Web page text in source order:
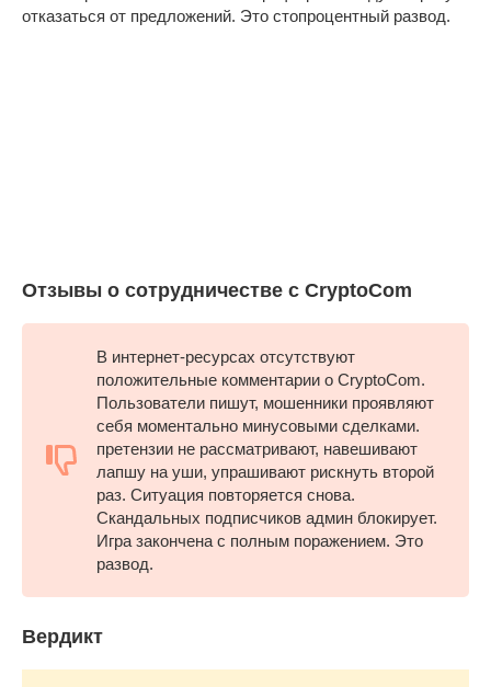
отказаться от предложений. Это стопроцентный развод.
Отзывы о сотрудничестве с CryptoCom
В интернет-ресурсах отсутствуют
положительные комментарии о CryptoCom.
Пользователи пишут, мошенники проявляют
себя моментально минусовыми сделками.
претензии не рассматривают, навешивают
лапшу на уши, упрашивают рискнуть второй
раз. Ситуация повторяется снова.
Скандальных подписчиков админ блокирует.
Игра закончена с полным поражением. Это
развод.
Вердикт